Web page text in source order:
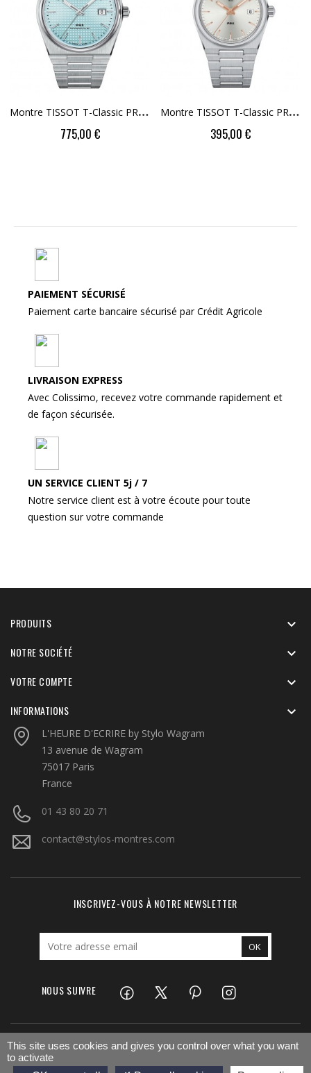
AJOUTER AU PANIER
M
Ontre TISSOT T-Classic PRX Powermatic 80...
Price
775,00 €
M
Ontre TISSOT T-Classic PRX Cadran Argent 35mm...
Price
395,00 €
PAIEMENT SÉCURISÉ
Paiement carte bancaire sécurisé par Crédit Agricole
LIVRAISON EXPRESS
Avec Colissimo, recevez votre commande rapidement et
de façon sécurisée.
UN SERVICE CLIENT 5j / 7
Notre service client est à votre écoute pour toute
question sur votre commande
PRODUITS 
NOTRE SOCIÉTÉ 
VOTRE COMPTE 
INFORMATIONS 
L'HEURE D'ECRIRE by Stylo Wagram
13 avenue de Wagram
75017 Paris
France
01 43 80 20 71
contact@stylos-montres.com
INSCRIVEZ-VOUS À NOTRE NEWSLETTER
NOUS SUIVRE FacebookTwitter PinterestInstagram
This site uses cookies and gives you control over what you want
to activate